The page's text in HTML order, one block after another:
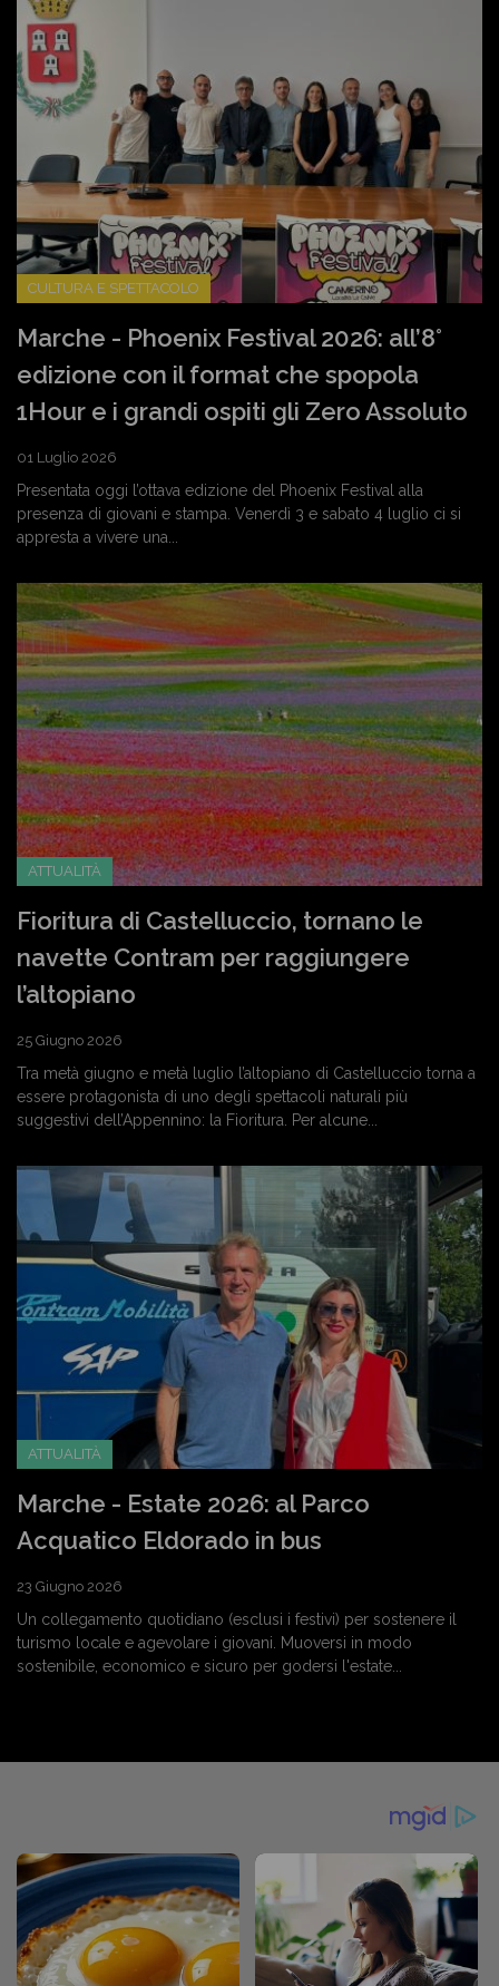
CULTURA E SPETTACOLO
Marche - Phoenix Festival 2026: all’8°
edizione con il format che spopola
1Hour e i grandi ospiti gli Zero Assoluto
01 Luglio 2026
Presentata oggi l’ottava edizione del Phoenix Festival alla
presenza di giovani e stampa. Venerdì 3 e sabato 4 luglio ci si
appresta a vivere una...
ATTUALITÀ
Fioritura di Castelluccio, tornano le
navette Contram per raggiungere
l’altopiano
25 Giugno 2026
Tra metà giugno e metà luglio l’altopiano di Castelluccio torna a
essere protagonista di uno degli spettacoli naturali più
suggestivi dell’Appennino: la Fioritura. Per alcune...
ATTUALITÀ
Marche - Estate 2026: al Parco
Acquatico Eldorado in bus
23 Giugno 2026
Un collegamento quotidiano (esclusi i festivi) per sostenere il
turismo locale e agevolare i giovani. Muoversi in modo
sostenibile, economico e sicuro per godersi l'estate...